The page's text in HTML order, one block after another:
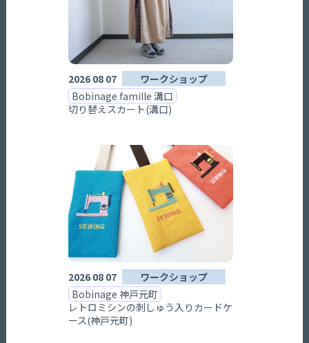
2026 08 07
ワークショップ
Bobinage famille 溝口
切り替えスカート(溝口)
2026 08 07
ワークショップ
Bobinage 神戸元町
レトロミシンの刺しゅう入りカードケ
ース(神戸元町)